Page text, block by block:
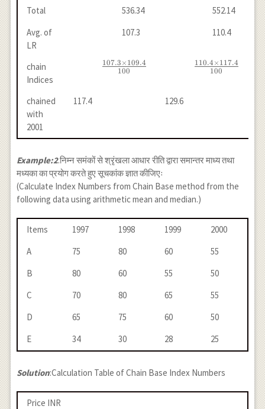
Total 536.34
552.14
Avg. of
LR
107.3 110.4
chain
Indices
\frac{107.3
100
107.3 × 109.4
\frac{110.4
100
110.4 × 117.4
chained
with
2001
117.4 129.6
Example:2.निम्न समंकों से श्रृंखला आधार रीति द्वारा समान्तर माध्य तथा
मध्यका का प्रयोग करते हुए सूचकांक ज्ञात कीजिएः
(Calculate Index Numbers from Chain Base method from the
following data using arithmetic mean and median.)
Items 1997 1998 1999
2000
A
75 80 60
55
B
80 60 55
50
C
70 80 65
55
D
65 75 60
50
E
34 30 28 25
Solution:Calculation Table of Chain Base Index Numbers
Price INR